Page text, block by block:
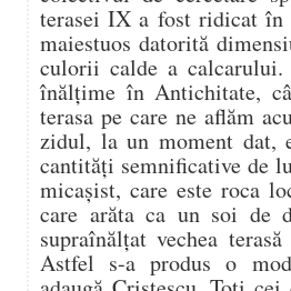
terasei IX a fost ridicat
maiestuos datorită
culorii calde a calcarului.
înălţime în Antichitate,
terasa pe care ne aflăm
zidul, la un moment dat,
cantităţi semnificative de
micaşist, care este roca
care arăta ca un soi de
supraînălţat vechea
Astfel s-a produs o